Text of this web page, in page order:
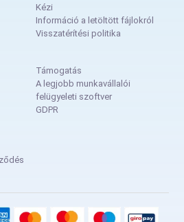
Kézi
Információ a letöltött fájlokról
Visszatérítési politika
Támogatás
A legjobb munkavállalói
felügyeleti szoftver
GDPR